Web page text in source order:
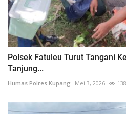
Polsek Fatuleu Turut Tangani
Tanjung...
Humas Polres Kupang Mei 3, 2026